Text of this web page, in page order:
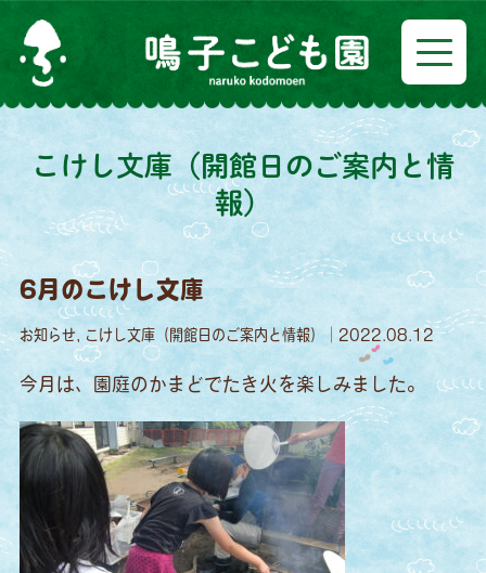
こけし文庫（開館日のご案内と情
報）
6月のこけし文庫
お知らせ, こけし文庫（開館日のご案内と情報）｜2022.08.12
今月は、園庭のかまどでたき火を楽しみました。